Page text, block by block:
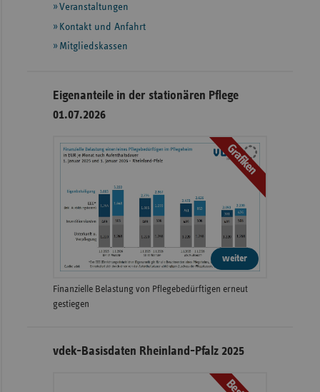
Veranstaltungen
Kontakt und Anfahrt
Mitgliedskassen
Eigenanteile in der stationären Pflege
01.07.2026
Grafiken
weiter
Finanzielle Belastung von Pflegebedürftigen erneut
gestiegen
vdek-Basisdaten Rheinland-Pfalz 2025